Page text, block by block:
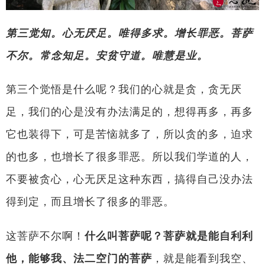
第三觉知。心无厌足。唯得多求。增长罪恶。菩萨
不尔。常念知足。安贫守道。唯慧是业。
第三个觉悟是什么呢？我们的心就是贪，贪无厌
足，我们的心是没有办法满足的，想得再多，再多
它也装得下，可是苦恼就多了，所以贪的多，迫求
的也多，也增长了很多罪恶。所以我们学道的人，
不要被贪心，心无厌足这种东西，搞得自己没办法
得到定，而且增长了很多的罪恶。
这菩萨不尔啊！什么叫菩萨呢？菩萨就是能自利利
他，能够我、法二空门的菩萨 ，就是能看到我空、